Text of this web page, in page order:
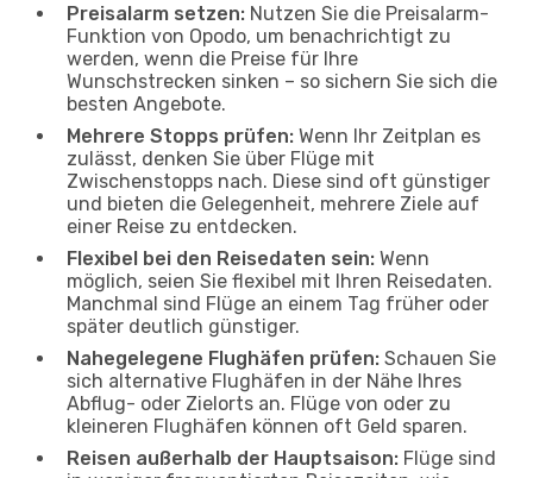
Preisalarm setzen: Nutzen Sie die Preisalarm-
Funktion von Opodo, um benachrichtigt zu
werden, wenn die Preise für Ihre
Wunschstrecken sinken – so sichern Sie sich die
besten Angebote.
Mehrere Stopps prüfen: Wenn Ihr Zeitplan es
zulässt, denken Sie über Flüge mit
Zwischenstopps nach. Diese sind oft günstiger
und bieten die Gelegenheit, mehrere Ziele auf
einer Reise zu entdecken.
Flexibel bei den Reisedaten sein: Wenn
möglich, seien Sie flexibel mit Ihren Reisedaten.
Manchmal sind Flüge an einem Tag früher oder
später deutlich günstiger.
Nahegelegene Flughäfen prüfen: Schauen Sie
sich alternative Flughäfen in der Nähe Ihres
Abflug- oder Zielorts an. Flüge von oder zu
kleineren Flughäfen können oft Geld sparen.
Reisen außerhalb der Hauptsaison: Flüge sind